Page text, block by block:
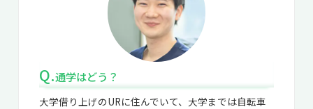
Q.通学はどう？
大学借り上げのURに住んでいて、大学までは自転車